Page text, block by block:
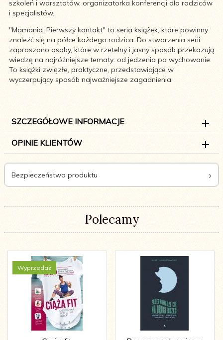
szkoleń i warsztatów, organizatorka konferencji dla rodziców
i specjalistów.
"Mamania. Pierwszy kontakt" to seria książek, które powinny
znaleźć się na półce każdego rodzica. Do stworzenia serii
zaproszono osoby, które w rzetelny i jasny sposób przekazują
wiedzę na najróżniejsze tematy: od jedzenia po wychowanie.
To książki zwięzłe, praktyczne, przedstawiające w
wyczerpujący sposób najważniejsze zagadnienia.
SZCZEGÓŁOWE INFORMACJE
OPINIE KLIENTÓW
Bezpieczeństwo produktu
Polecamy
Wyprzedaż